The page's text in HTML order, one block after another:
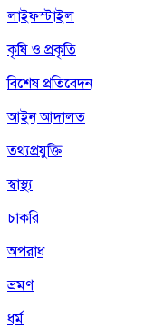
লাইফস্টাইল
কৃষি ও প্রকৃতি
বিশেষ প্রতিবেদন
আইন আদালত
তথ্যপ্রযুক্তি
স্বাস্থ্য
চাকরি
অপরাধ
ভ্রমণ
ধর্ম